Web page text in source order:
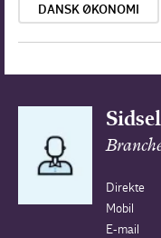
DANSK ØKONOMI
Direkte
Mobil
E-mail